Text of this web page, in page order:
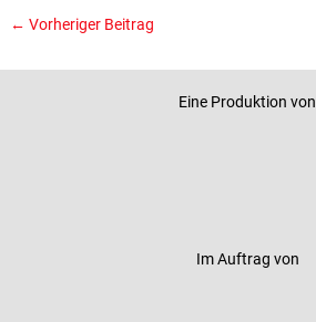
← Vorheriger Beitrag
Eine Produktion von
Im Auftrag von